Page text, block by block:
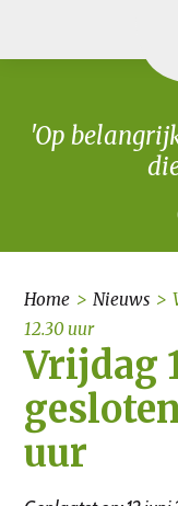
'Op
Home > Nieuws >
12.30 uur
Vrijdag
uur